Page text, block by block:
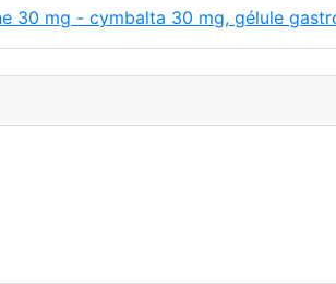
30 mg - cymbalta 30 mg, gélule